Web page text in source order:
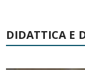
DIDATTICA E